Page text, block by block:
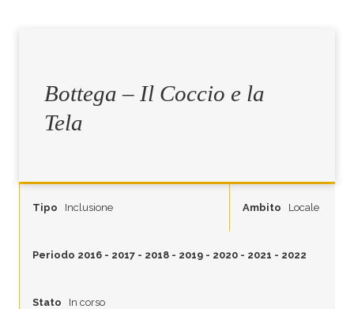
Bottega – Il Coccio e la
Tela
Tipo Inclusione Ambito Locale
Periodo 2016 - 2017 - 2018 - 2019 - 2020 - 2021 - 2022
Stato In corso